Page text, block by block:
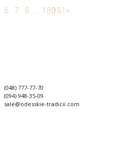
6 7 8 ... 180181»
(048) 777-77-70
(094) 948-35-09
sale@odesskie-tradicii.com